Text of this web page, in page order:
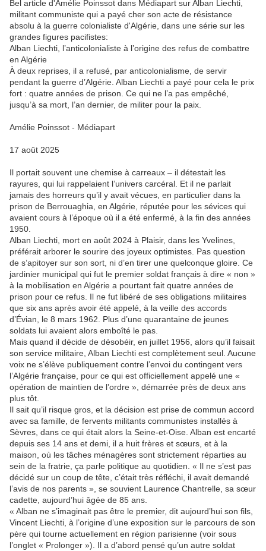
Bel article d'Amélie Poinssot dans Médiapart sur Alban Liechti,
militant communiste qui a payé cher son acte de résistance
absolu à la guerre colonialiste d'Algérie, dans une série sur les
grandes figures pacifistes:
Alban Liechti, l’anticolonialiste à l’origine des refus de combattre
en Algérie
À deux reprises, il a refusé, par anticolonialisme, de servir
pendant la guerre d’Algérie. Alban Liechti a payé pour cela le prix
fort : quatre années de prison. Ce qui ne l’a pas empêché,
jusqu’à sa mort, l’an dernier, de militer pour la paix.
Amélie Poinssot - Médiapart
17 août 2025
Il portait souvent une chemise à carreaux – il détestait les
rayures, qui lui rappelaient l’univers carcéral. Et il ne parlait
jamais des horreurs qu’il y avait vécues, en particulier dans la
prison de Berrouaghia, en Algérie, réputée pour les sévices qui
avaient cours à l’époque où il a été enfermé, à la fin des années
1950.
Alban Liechti, mort en août 2024 à Plaisir, dans les Yvelines,
préférait arborer le sourire des joyeux optimistes. Pas question
de s’apitoyer sur son sort, ni d’en tirer une quelconque gloire. Ce
jardinier municipal qui fut le premier soldat français à dire « non »
à la mobilisation en Algérie a pourtant fait quatre années de
prison pour ce refus. Il ne fut libéré de ses obligations militaires
que six ans après avoir été appelé, à la veille des accords
d’Évian, le 8 mars 1962. Plus d’une quarantaine de jeunes
soldats lui avaient alors emboîté le pas.
Mais quand il décide de désobéir, en juillet 1956, alors qu’il faisait
son service militaire, Alban Liechti est complètement seul. Aucune
voix ne s’élève publiquement contre l’envoi du contingent vers
l’Algérie française, pour ce qui est officiellement appelé une «
opération de maintien de l’ordre », démarrée près de deux ans
plus tôt.
Il sait qu’il risque gros, et la décision est prise de commun accord
avec sa famille, de fervents militants communistes installés à
Sèvres, dans ce qui était alors la Seine-et-Oise. Alban est encarté
depuis ses 14 ans et demi, il a huit frères et sœurs, et à la
maison, où les tâches ménagères sont strictement réparties au
sein de la fratrie, ça parle politique au quotidien. « Il ne s’est pas
décidé sur un coup de tête, c’était très réfléchi, il avait demandé
l’avis de nos parents », se souvient Laurence Chantrelle, sa sœur
cadette, aujourd’hui âgée de 85 ans.
« Alban ne s’imaginait pas être le premier, dit aujourd’hui son fils,
Vincent Liechti, à l’origine d’une exposition sur le parcours de son
père qui tourne actuellement en région parisienne (voir sous
l’onglet « Prolonger »). Il a d’abord pensé qu’un autre soldat